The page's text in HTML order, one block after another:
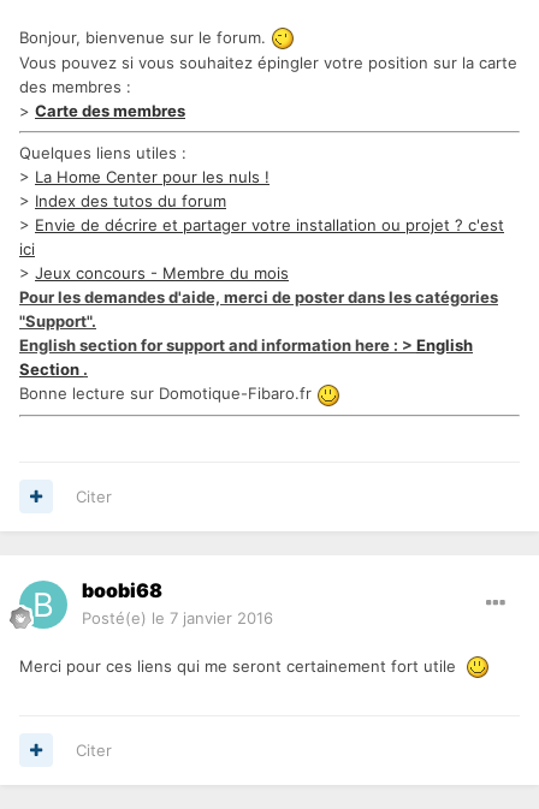
Bonjour, bienvenue sur le forum.
Vous pouvez si vous souhaitez épingler votre position sur la carte
des membres :
> Carte des membres
Quelques liens utiles :
> La Home Center pour les nuls !
> Index des tutos du forum
> Envie de décrire et partager votre installation ou projet ? c'est
ici
> Jeux concours - Membre du mois
Pour les demandes d'aide, merci de poster dans les catégories
"Support".
English section for support and information here : > English
Section .
Bonne lecture sur Domotique-Fibaro.fr
Citer
boobi68
Posté(e) le 7 janvier 2016
Merci pour ces liens qui me seront certainement fort utile
Citer